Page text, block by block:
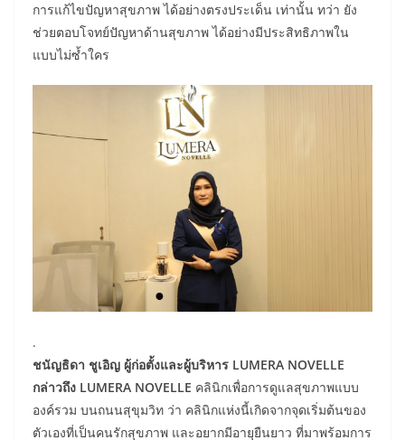
การแก้ไขปัญหาสุขภาพ ได้อย่างตรงประเด็น เท่านั้น ทว่า ยัง
ช่วยตอบโจทย์ปัญหาด้านสุขภาพ ได้อย่างมีประสิทธิภาพใน
แบบไม่ซ้ำใคร
.
​ชนัญธิดา ชูเอิญ ผู้ก่อตั้งและผู้บริหาร LUMERA NOVELLE
กล่าวถึง LUMERA NOVELLE คลินิกเพื่อการดูแลสุขภาพแบบ
องค์รวม บนถนนสุขุมวิท ว่า คลินิกแห่งนี้เกิดจากจุดเริ่มต้นของ
ตัวเองที่เป็นคนรักสุขภาพ และอยากมีอายุยืนยาว ที่มาพร้อมการ